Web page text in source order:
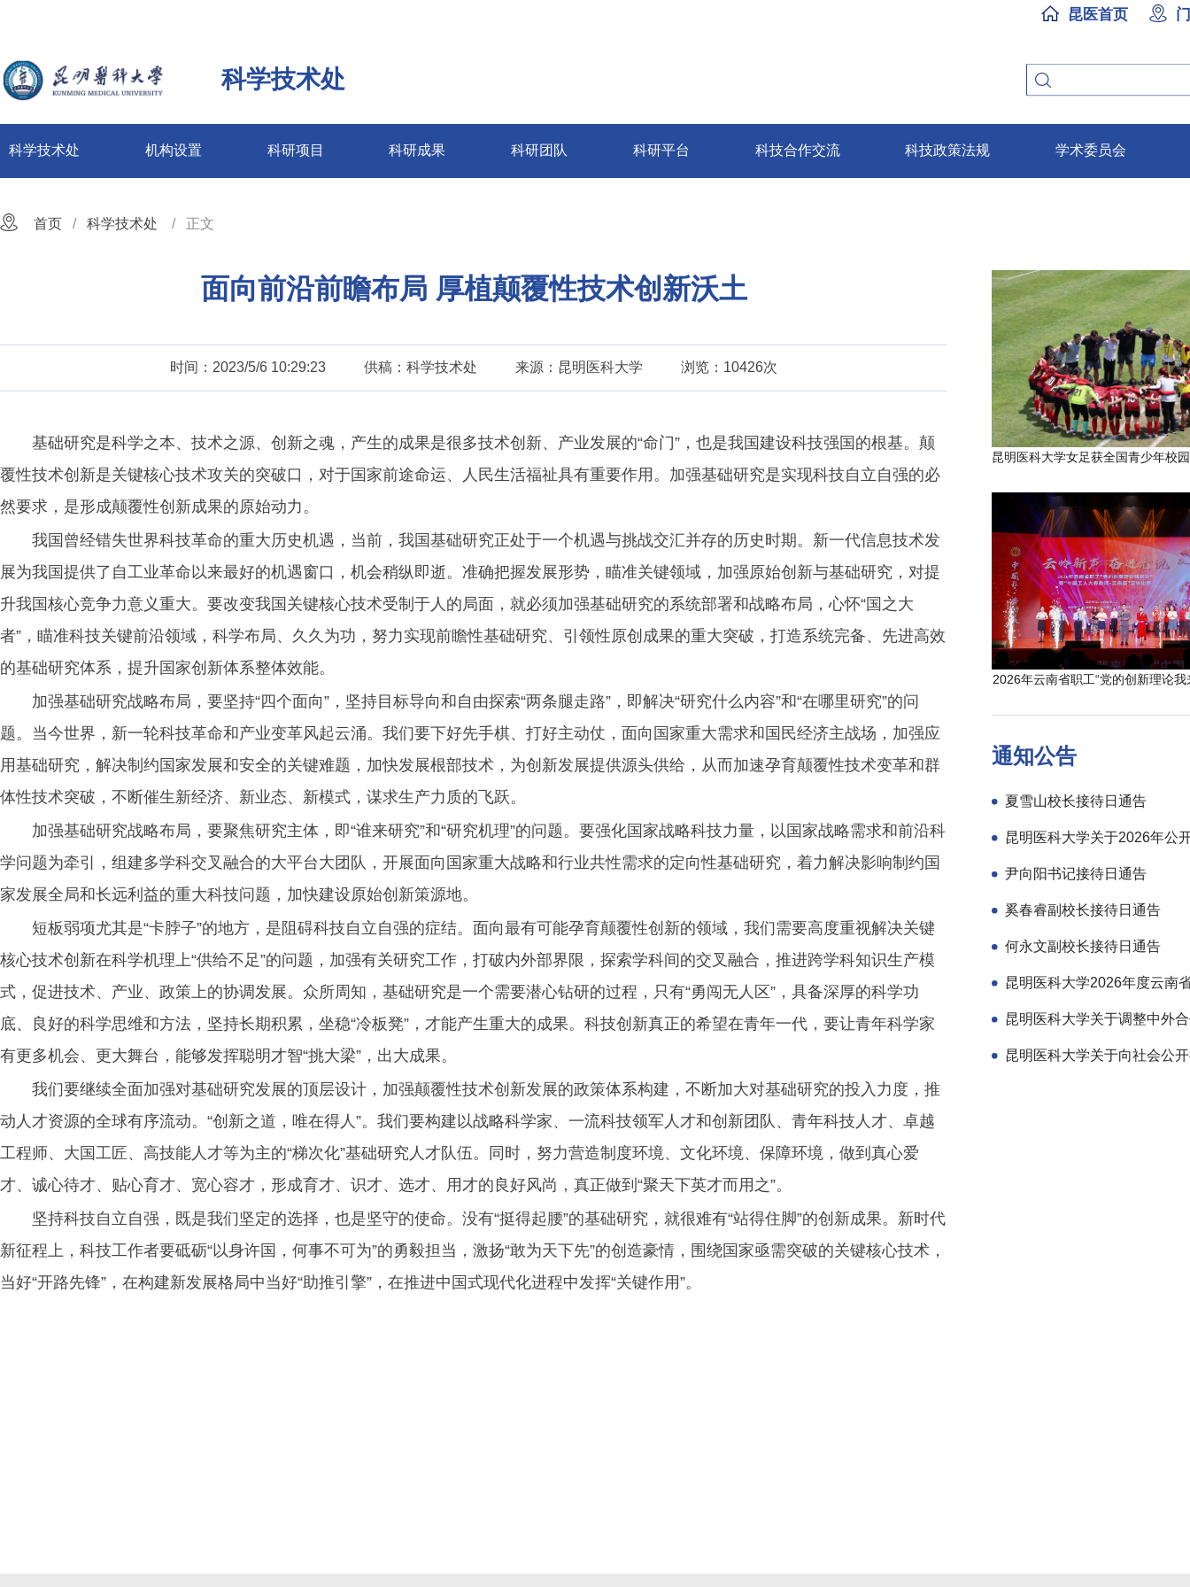
昆医首页
科学技术处
科学技术处 机构设置 科研项目 科研成果 科研团队 科研平台 科技合作交流 科技政策法规 学术委员会
首页 科学技术处 正文
面向前沿前瞻布局 厚植颠覆性技术创新沃土
时间：2023/5/6 10:29:23 供稿：科学技术处 来源：昆明医科大学 浏览：10426次
基础研究是科学之本、技术之源、创新之魂，产生的成果是很多技术创新、产业发展的“命门”，也是我国建设科技强国的根基。颠
覆性技术创新是关键核心技术攻关的突破口，对于国家前途命运、人民生活福祉具有重要作用。加强基础研究是实现科技自立自强的必
然要求，是形成颠覆性创新成果的原始动力。
我国曾经错失世界科技革命的重大历史机遇，当前，我国基础研究正处于一个机遇与挑战交汇并存的历史时期。新一代信息技术发
展为我国提供了自工业革命以来最好的机遇窗口，机会稍纵即逝。准确把握发展形势，瞄准关键领域，加强原始创新与基础研究，对提
升我国核心竞争力意义重大。要改变我国关键核心技术受制于人的局面，就必须加强基础研究的系统部署和战略布局，心怀“国之大
者”，瞄准科技关键前沿领域，科学布局、久久为功，努力实现前瞻性基础研究、引领性原创成果的重大突破，打造系统完备、先进高效
的基础研究体系，提升国家创新体系整体效能。
加强基础研究战略布局，要坚持“四个面向”，坚持目标导向和自由探索“两条腿走路”，即解决“研究什么内容”和“在哪里研究”的问
题。当今世界，新一轮科技革命和产业变革风起云涌。我们要下好先手棋、打好主动仗，面向国家重大需求和国民经济主战场，加强应
用基础研究，解决制约国家发展和安全的关键难题，加快发展根部技术，为创新发展提供源头供给，从而加速孕育颠覆性技术变革和群
体性技术突破，不断催生新经济、新业态、新模式，谋求生产力质的飞跃。
加强基础研究战略布局，要聚焦研究主体，即“谁来研究”和“研究机理”的问题。要强化国家战略科技力量，以国家战略需求和前沿科
学问题为牵引，组建多学科交叉融合的大平台大团队，开展面向国家重大战略和行业共性需求的定向性基础研究，着力解决影响制约国
家发展全局和长远利益的重大科技问题，加快建设原始创新策源地。
短板弱项尤其是“卡脖子”的地方，是阻碍科技自立自强的症结。面向最有可能孕育颠覆性创新的领域，我们需要高度重视解决关键
核心技术创新在科学机理上“供给不足”的问题，加强有关研究工作，打破内外部界限，探索学科间的交叉融合，推进跨学科知识生产模
式，促进技术、产业、政策上的协调发展。众所周知，基础研究是一个需要潜心钻研的过程，只有“勇闯无人区”，具备深厚的科学功
底、良好的科学思维和方法，坚持长期积累，坐稳“冷板凳”，才能产生重大的成果。科技创新真正的希望在青年一代，要让青年科学家
有更多机会、更大舞台，能够发挥聪明才智“挑大梁”，出大成果。
我们要继续全面加强对基础研究发展的顶层设计，加强颠覆性技术创新发展的政策体系构建，不断加大对基础研究的投入力度，推
动人才资源的全球有序流动。“创新之道，唯在得人”。我们要构建以战略科学家、一流科技领军人才和创新团队、青年科技人才、卓越
工程师、大国工匠、高技能人才等为主的“梯次化”基础研究人才队伍。同时，努力营造制度环境、文化环境、保障环境，做到真心爱
才、诚心待才、贴心育才、宽心容才，形成育才、识才、选才、用才的良好风尚，真正做到“聚天下英才而用之”。
坚持科技自立自强，既是我们坚定的选择，也是坚守的使命。没有“挺得起腰”的基础研究，就很难有“站得住脚”的创新成果。新时代
新征程上，科技工作者要砥砺“以身许国，何事不可为”的勇毅担当，激扬“敢为天下先”的创造豪情，围绕国家亟需突破的关键核心技术，
当好“开路先锋”，在构建新发展格局中当好“助推引擎”，在推进中国式现代化进程中发挥“关键作用”。
2026年云南省职工“党的创新理论我
通知公告
夏雪山校长接待日通告
尹向阳书记接待日通告
奚春睿副校长接待日通告
何永文副校长接待日通告